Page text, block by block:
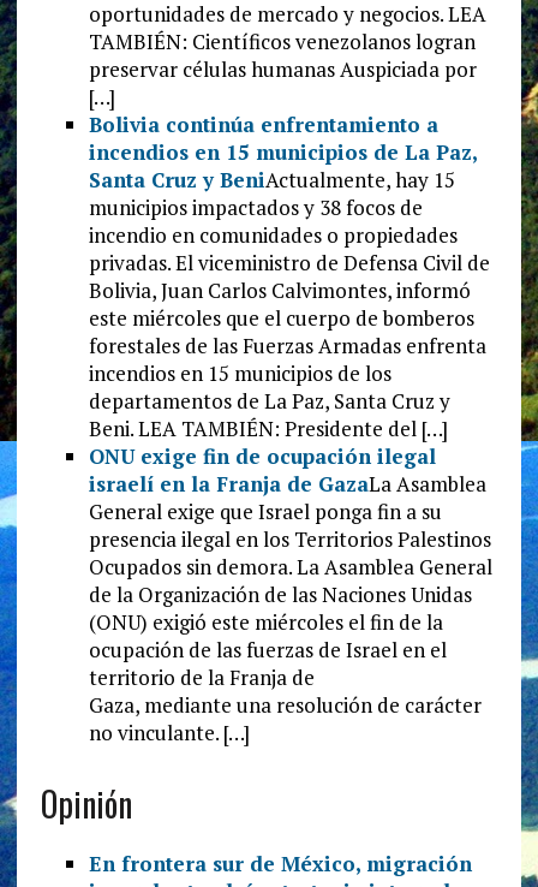
oportunidades de mercado y negocios. LEA
TAMBIÉN: Científicos venezolanos logran
preservar células humanas Auspiciada por
[…]
Bolivia continúa enfrentamiento a
incendios en 15 municipios de La Paz,
Santa Cruz y BeniActualmente, hay 15
municipios impactados y 38 focos de
incendio en comunidades o propiedades
privadas. El viceministro de Defensa Civil de
Bolivia, Juan Carlos Calvimontes, informó
este miércoles que el cuerpo de bomberos
forestales de las Fuerzas Armadas enfrenta
incendios en 15 municipios de los
departamentos de La Paz, Santa Cruz y
Beni. LEA TAMBIÉN: Presidente del […]
ONU exige fin de ocupación ilegal
israelí en la Franja de GazaLa Asamblea
General exige que Israel ponga fin a su
presencia ilegal en los Territorios Palestinos
Ocupados sin demora. La Asamblea General
de la Organización de las Naciones Unidas
(ONU) exigió este miércoles el fin de la
ocupación de las fuerzas de Israel en el
territorio de la Franja de
Gaza, mediante una resolución de carácter
no vinculante. […]
Opinión
En frontera sur de México, migración